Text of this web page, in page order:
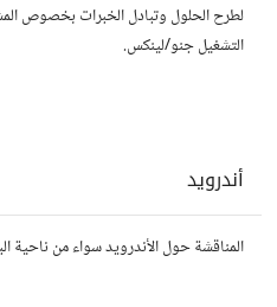
لطرح الحلول وتبادل الخبرات بخصوص
التشغيل جنو/لينكس.
أندرويد
المناقشة حول الأندرويد سواء من ناحية